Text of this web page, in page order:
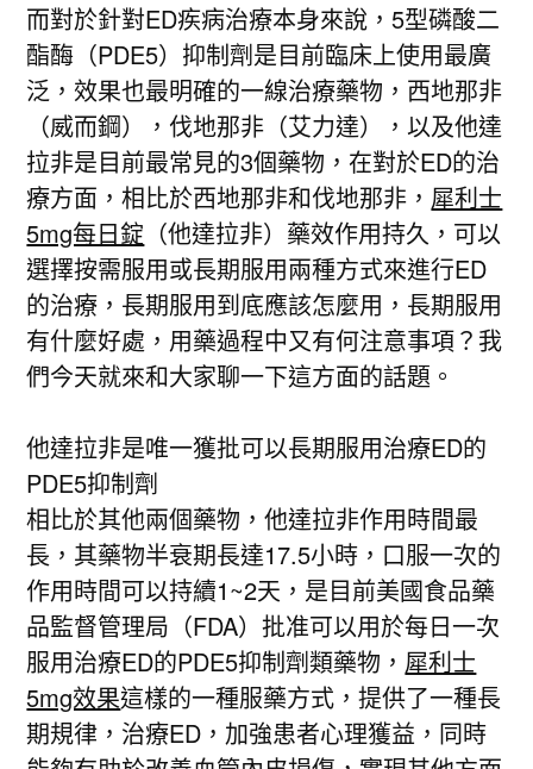
而對於針對ED疾病治療本身來說，5型磷酸二
酯酶（PDE5）抑制劑是目前臨床上使用最廣
泛，效果也最明確的一線治療藥物，西地那非
（威而鋼），伐地那非（艾力達），以及他達
拉非是目前最常見的3個藥物，在對於ED的治
療方面，相比於西地那非和伐地那非， 犀利士
5mg每日錠 （他達拉非）藥效作用持久，可以
選擇按需服用或長期服用兩種方式來進行ED
的治療，長期服用到底應該怎麼用，長期服用
有什麼好處，用藥過程中又有何注意事項？我
們今天就來和大家聊一下這方面的話題。
他達拉非是唯一獲批可以長期服用治療ED的
PDE5抑制劑
相比於其他兩個藥物，他達拉非作用時間最
長，其藥物半衰期長達17.5小時，口服一次的
作用時間可以持續1~2天，是目前美國食品藥
品監督管理局（FDA）批准可以用於每日一次
服用治療ED的PDE5抑制劑類藥物， 犀利士
5mg效果這樣的一種服藥方式，提供了一種長
期規律，治療ED，加強患者心理獲益，同時